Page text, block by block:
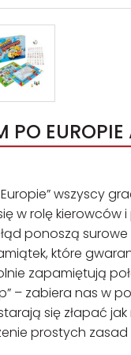
PO
wszyscy
w rolę
ponoszą
które
zapamiętują
– zabiera nas w
się złapać
prostych